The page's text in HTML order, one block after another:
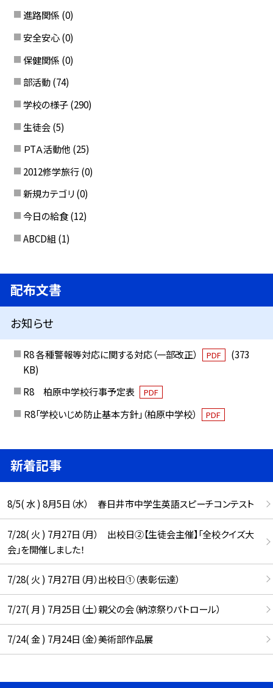
進路関係 (0)
安全安心 (0)
保健関係 (0)
部活動 (74)
学校の様子 (290)
生徒会 (5)
ＰTＡ活動他 (25)
2012修学旅行 (0)
新規カテゴリ (0)
今日の給食 (12)
ABCD組 (1)
配布文書
お知らせ
R8 各種警報等対応に関する対応（一部改正） PDF
(373
KB)
R8 柏原中学校行事予定表
PDF
Ｒ8「学校いじめ防止基本方針」（柏原中学校） PDF
新着記事
8/5( 水 ) 8月5日（水） 春日井市中学生英語スピーチコンテスト
7/28( 火 ) 7月27日（月） 出校日②【生徒会主催】「全校クイズ大
会」を開催しました！
7/28( 火 ) 7月27日（月）出校日①（表彰伝達）
7/27( 月 ) 7月25日（土）親父の会（納涼祭りパトロール）
7/24( 金 ) 7月24日（金）美術部作品展